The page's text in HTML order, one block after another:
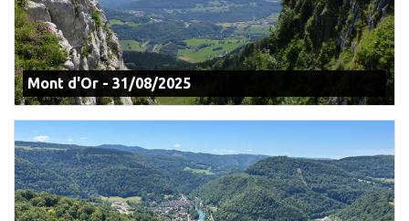
Mont d'Or - 31/08/2025